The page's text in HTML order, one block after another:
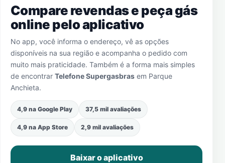
Compare revendas e peça gás
online pelo aplicativo
No app, você informa o endereço, vê as opções
disponíveis na sua região e acompanha o pedido com
muito mais praticidade. Também é a forma mais simples
de encontrar Telefone Supergasbras em Parque
Anchieta.
4,9 na Google Play 37,5 mil avaliações
4,9 na App Store 2,9 mil avaliações
Baixar o aplicativo